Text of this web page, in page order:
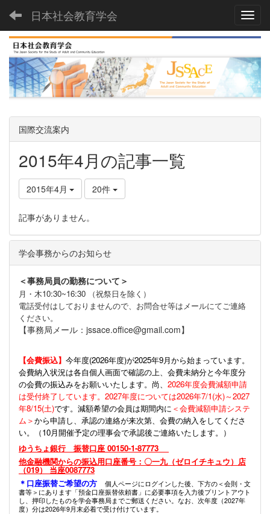
日本社会教育学会
国際交流案内
2015年4月の記事一覧
2015年4月 20件
記事がありません。
学会事務からのお知らせ
＜事務局員の勤務について＞
月・木10:30~16:30 （祝祭日を除く）
電話受付はしておりませんので、お問合せ等はメールにてご連絡
ください。
【事務局メール：jssace.office@gmail.com】
【会費振込】 今年度(2026年度)が2025年9月から始まっています。
会費納入状況は各自個人画面で確認の上、会費未納分と今年度分
の会費の振込みをお願いいたします。尚、 2026年度会費減額申請
は受付終了しています。2027年度については2026年7/1(水)～2027
年8/15(土)です。減額希望の会員は期間内に ＜会費減額申請システ
ム＞から申請し、承認の連絡が来次第、会費の納入をしてくださ
い。（10月開催予定の理事会で承認後ご連絡いたします。）
ゆうちょ銀行 振替口座 00150-1-87773
他金融機関からの振込用口座番号：〇一九（ゼロイチキュウ）店
（019） 当座0087773
＊口座振替ご希望の方
個人ページにログインした後、下方の＜会則・文
書等＞にあります「預金口座振替依頼書」に必要事項を入力後プリントアウト
し、押印したものを学会事務局までご郵送ください。なお、次年度（2027年
度）分は2026年9月末必着で受け付けています。